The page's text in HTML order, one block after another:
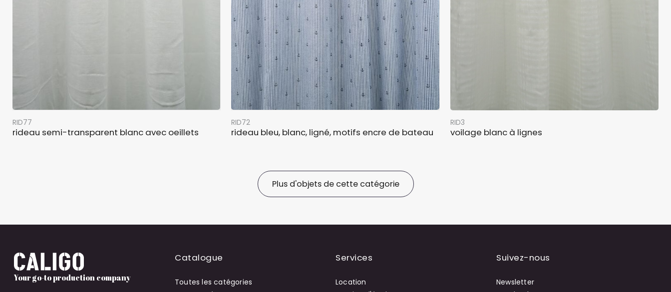
RID77
rideau semi-transparent blanc avec oeillets
RID72
rideau bleu, blanc, ligné, motifs encre de bateau
RID3
voilage blanc à lignes
Plus d'objets de cette catégorie
Your go-to production company
Catalogue
Toutes les catégories
Services
Location
Suivez-nous
Newsletter